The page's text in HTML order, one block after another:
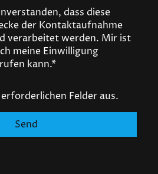
dass diese
der Kontaktaufnahme
verarbeitet werden. Mir ist
meine Einwilligung
kann.*
Felder aus.
Send